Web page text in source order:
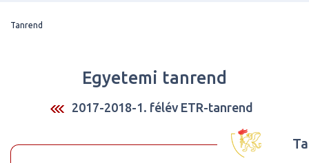
Tanrend
Egyetemi tanrend
2017-2018-1. félév ETR-tanrend